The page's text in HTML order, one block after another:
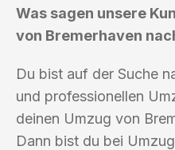
Was sagen unsere
von Bremerhaven
Du bist auf der Suche
und professionellen
deinen Umzug von
Dann bist du bei